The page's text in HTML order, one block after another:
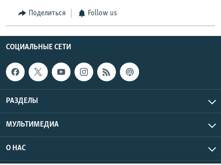
Поделиться Follow us
СОЦИАЛЬНЫЕ СЕТИ
РАЗДЕЛЫ
МУЛЬТИМЕДИА
О НАС